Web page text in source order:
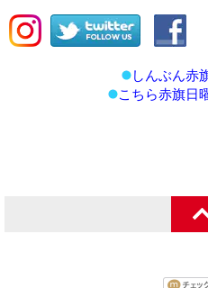
しんぶん赤
こちら赤旗日